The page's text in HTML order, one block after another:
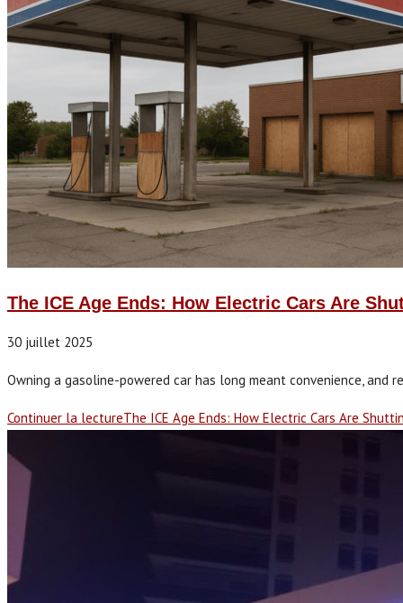
The ICE Age Ends: How Electric Cars Are
30 juillet 2025
Owning a gasoline-powered car has long meant convenience, and
Continuer la lectureThe ICE Age Ends: How Electric Cars Are